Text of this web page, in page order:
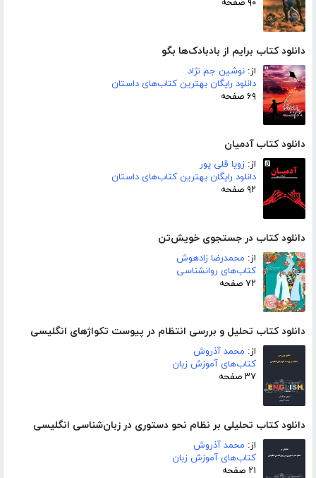
۹۰ صفحه
دانلود کتاب برایم از بادبادک‌ها بگو
از: نوشین جم نژاد
دانلود رایگان بهترین کتاب‌های داستان
۶۹ صفحه
دانلود کتاب آدمیان
از: زویا قلی پور
دانلود رایگان بهترین کتاب‌های داستان
۹۲ صفحه
دانلود کتاب در جستجوی خویش‌تن
از: محمدرضا زادهوش
کتاب‌های روانشناسی
۷۲ صفحه
دانلود کتاب تحلیل و بررسی انتظام در پیوست تکواژهای انگلیسی
از: محمد آذروش
کتاب‌های آموزش زبان
۳۷ صفحه
دانلود کتاب تحلیلی بر نظام نحو دستوری در زبان‌شناسی انگلیسی
از: محمد آذروش
کتاب‌های آموزش زبان
۲۱ صفحه